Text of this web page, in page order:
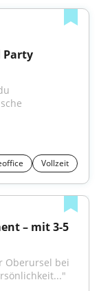
Party
Vollzeit
– mit 3-5